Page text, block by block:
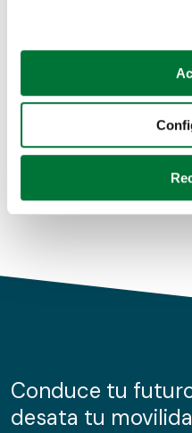
Si lo permite, también
Recopilar información
Identificar su
para buscar
Obtenga más información
de cookies.
información sobre el uso
nuestros partners de
Coches de segunda mano
Coches de km0
Conduce tu
desata tu